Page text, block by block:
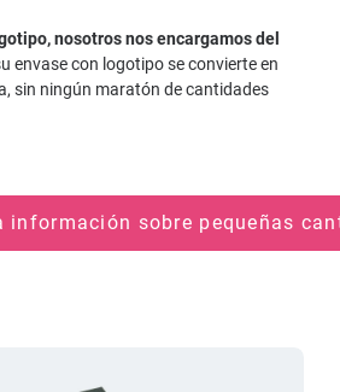
nosotros nos encargamos del
envase con logotipo se convierte en
sin ningún maratón de cantidades
información sobre pequeñas